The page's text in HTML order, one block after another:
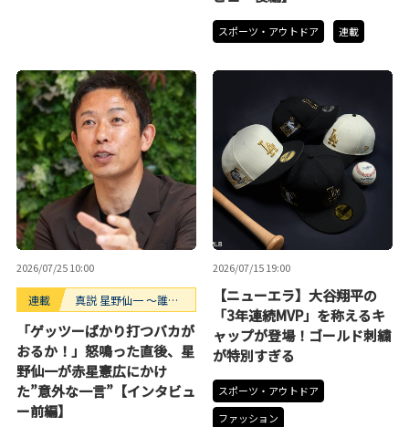
スポーツ・アウトドア 連載
2026/07/25 10:00
連載
真説 星野仙一 ～誰も
裏側～
「ゲッツーばかり打つバカが
おるか！」怒鳴った直後、星
野仙一が赤星憲広にかけ
た”意外な一言”【インタビュ
ー前編】
2026/07/15 19:00
【ニューエラ】大谷翔平の
「3年連続MVP」を称えるキ
ャップが登場！ゴールド刺繍
が特別すぎる
スポーツ・アウトドア
ファッション